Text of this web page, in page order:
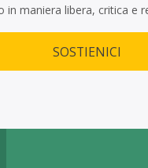
in maniera libera, critica e
SOSTIENICI